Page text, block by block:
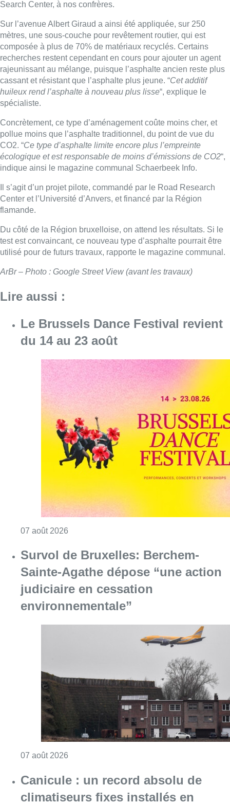
Search Center, à nos confrères.
Sur l’avenue Albert Giraud a ainsi été appliquée, sur 250
mètres, une sous-couche pour revêtement routier, qui est
composée à plus de 70% de matériaux recyclés. Certains
recherches restent cependant en cours pour ajouter un agent
rajeunissant au mélange, puisque l’asphalte ancien reste plus
cassant et résistant que l’asphalte plus jeune. “Cet additif
huileux rend l’asphalte à nouveau plus lisse“, explique le
spécialiste.
Concrètement, ce type d’aménagement coûte moins cher, et
pollue moins que l’asphalte traditionnel, du point de vue du
CO2. “Ce type d’asphalte limite encore plus l’empreinte
écologique et est responsable de moins d’émissions de CO2“,
indique ainsi le magazine communal Schaerbeek Info.
Il s’agit d’un projet pilote, commandé par le Road Research
Center et l’Université d’Anvers, et financé par la Région
flamande.
Du côté de la Région bruxelloise, on attend les résultats. Si le
test est convaincant, ce nouveau type d’asphalte pourrait être
utilisé pour de futurs travaux, rapporte le magazine communal.
ArBr – Photo : Google Street View (avant les travaux)
Lire aussi :
Le Brussels Dance Festival revient
du 14 au 23 août
07 août 2026
Survol de Bruxelles: Berchem-
Sainte-Agathe dépose “une action
judiciaire en cessation
environnementale”
07 août 2026
Canicule : un record absolu de
climatiseurs fixes installés en